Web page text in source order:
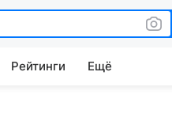
Рейтинги Ещё